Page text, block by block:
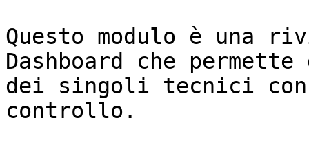
Questo modulo è una
Dashboard che
dei singoli tecnici con
controllo.